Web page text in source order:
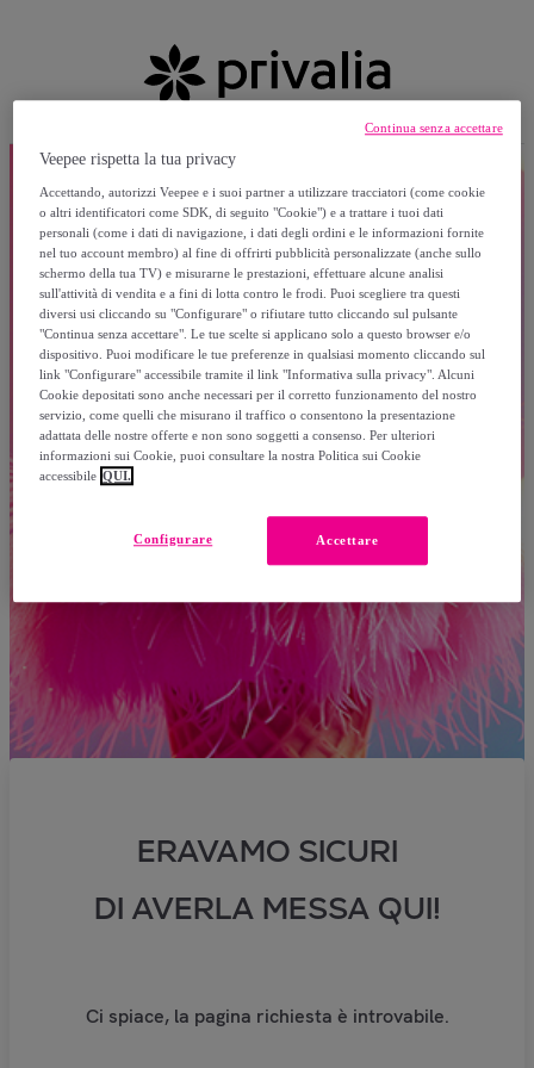
ERAVAMO SICURI
DI AVERLA MESSA QUI!
Ci spiace, la pagina richiesta è introvabile.
Veepee rispetta la tua privacy
Accettando, autorizzi Veepee e i suoi partner a utilizzare tracciatori (come cookie
o altri identificatori come SDK, di seguito "Cookie") e a trattare i tuoi dati
personali (come i dati di navigazione, i dati degli ordini e le informazioni fornite
nel tuo account membro) al fine di offrirti pubblicità personalizzate (anche sullo
schermo della tua TV) e misurarne le prestazioni, effettuare alcune analisi
sull'attività di vendita e a fini di lotta contro le frodi. Puoi scegliere tra questi
diversi usi cliccando su "Configurare" o rifiutare tutto cliccando sul pulsante
"Continua senza accettare". Le tue scelte si applicano solo a questo browser e/o
dispositivo. Puoi modificare le tue preferenze in qualsiasi momento cliccando sul
link "Configurare" accessibile tramite il link "Informativa sulla privacy". Alcuni
Cookie depositati sono anche necessari per il corretto funzionamento del nostro
servizio, come quelli che misurano il traffico o consentono la presentazione
adattata delle nostre offerte e non sono soggetti a consenso. Per ulteriori
informazioni sui Cookie, puoi consultare la nostra Politica sui Cookie
accessibile QUI.
Accettare
Configurare
Continua senza accettare